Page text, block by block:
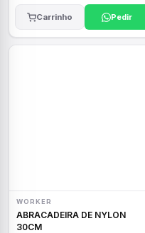
Carrinho Pedir
WORKER
ABRACADEIRA DE NYLON
30CM